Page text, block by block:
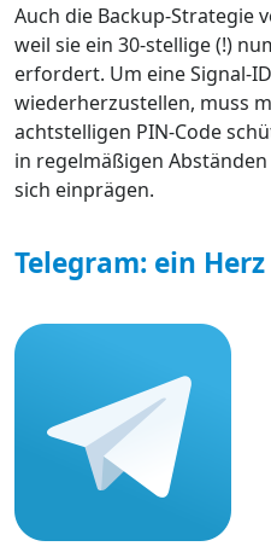
Auch die Backup-Strategie
weil sie ein 30-stellige (!)
erfordert. Um eine Signal-
wiederherzustellen, muss
achtstelligen PIN-Code
in regelmäßigen
sich einprägen.
Telegram: ein